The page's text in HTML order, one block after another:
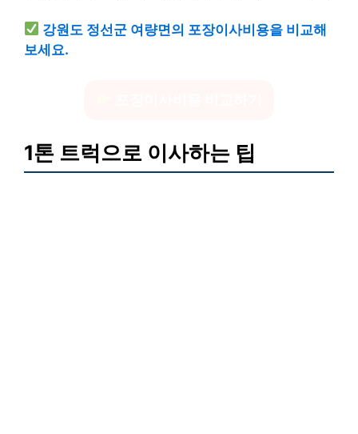
강원도 정선군 여량면의 포장이사비용을 비교해
보세요.
1톤 트럭으로 이사하는 팁